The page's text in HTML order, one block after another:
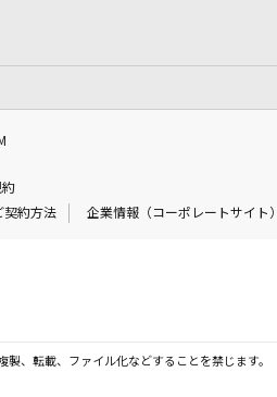
契約方法 企業情報（コーポレートサイト）
、転載、ファイル化などすることを禁じます。